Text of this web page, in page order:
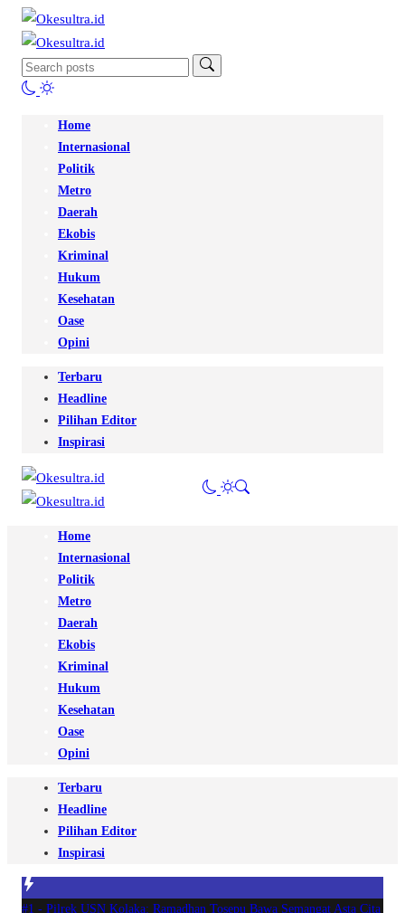
Home
Internasional
Politik
Metro
Daerah
Ekobis
Kriminal
Hukum
Kesehatan
Oase
Opini
Terbaru
Headline
Pilihan Editor
Inspirasi
Home
Internasional
Politik
Metro
Daerah
Ekobis
Kriminal
Hukum
Kesehatan
Oase
Opini
Terbaru
Headline
Pilihan Editor
Inspirasi
#1 - Pilrek USN Kolaka: Ramadhan Tosepu Bawa Semangat Asta Cita